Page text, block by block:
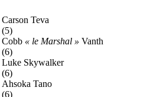
Carson Teva
(5)
Cobb « le Marshal » Vanth
(6)
Luke Skywalker
(6)
Ahsoka Tano
(6)